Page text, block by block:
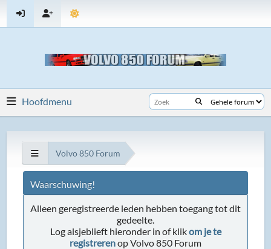
Hoofdmenu
Volvo 850 Forum
Waarschuwing!
Alleen geregistreerde leden hebben toegang tot dit
gedeelte.
Log alsjeblieft hieronder in of klikom je te
registrerenop Volvo 850 Forum